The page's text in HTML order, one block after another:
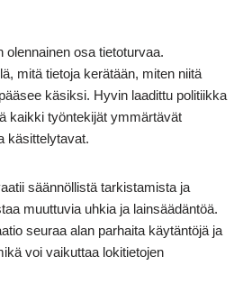
olennainen osa tietoturvaa.
mitä tietoja kerätään, miten niitä
käsiksi. Hyvin laadittu politiikka
kaikki työntekijät ymmärtävät
käsittelytavat.
säännöllistä tarkistamista ja
muuttuvia uhkia ja lainsäädäntöä.
seuraa alan parhaita käytäntöjä ja
voi vaikuttaa lokitietojen